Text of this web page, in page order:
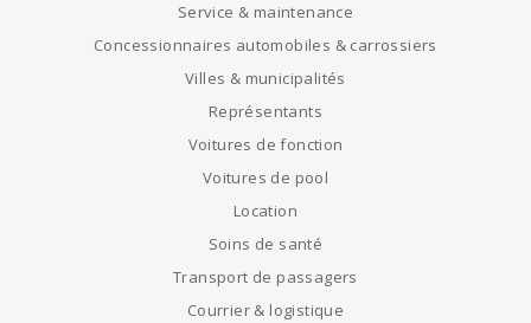
Service & maintenance
Concessionnaires automobiles & carrossiers
Villes & municipalités
Représentants
Voitures de fonction
Voitures de pool
Location
Soins de santé
Transport de passagers
Courrier & logistique